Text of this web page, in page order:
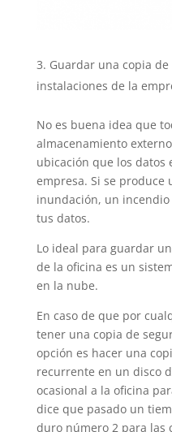
Guardar una copia
instalaciones de la
No es buena idea que
almacenamiento
ubicación que los datos
empresa. Si se produce
inundación, un
tus datos.
Lo ideal para guardar
de la oficina es un
en la nube.
En caso de que por
tener una copia de
opción es hacer una
recurrente en un disco
ocasional a la oficina
dice que pasado un
duro número 2 para las